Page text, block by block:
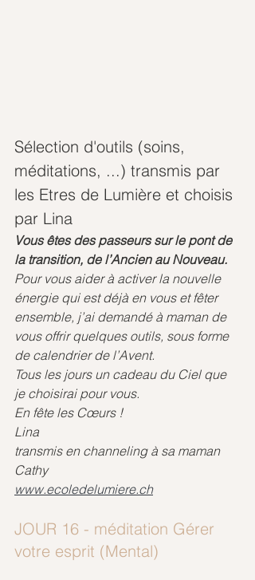
Sélection d'outils (soins,
méditations, ...) transmis par
les Etres de Lumière et choisis
par Lina
Vous êtes des passeurs sur le pont de
la transition, de l’Ancien au Nouveau.
Pour vous aider à activer la nouvelle
énergie qui est déjà en vous et fêter
ensemble, j’ai demandé à maman de
vous offrir quelques outils, sous forme
de calendrier de l’Avent.
Tous les jours un cadeau du Ciel que
je choisirai pour vous.
En fête les Cœurs !
Lina
transmis en channeling à sa maman
Cathy
www.ecoledelumiere.ch
JOUR 16 - méditation Gérer
votre esprit (Mental)